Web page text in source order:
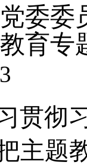
党委
育专
贯彻
主题